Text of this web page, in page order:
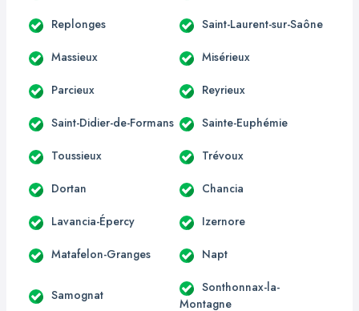
Replonges Saint-Laurent-sur-Saône
Massieux Misérieux
Parcieux Reyrieux
Saint-Didier-de-Formans Sainte-Euphémie
Toussieux Trévoux
Dortan Chancia
Lavancia-Épercy Izernore
Matafelon-Granges Napt
Samognat
Sonthonnax-la-
Montagne